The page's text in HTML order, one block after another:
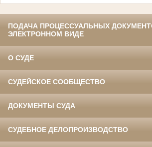
ПОДАЧА ПРОЦЕССУАЛЬНЫХ
ЭЛЕКТРОННОМ ВИДЕ
О СУДЕ
СУДЕЙСКОЕ СООБЩЕСТВО
ДОКУМЕНТЫ СУДА
СУДЕБНОЕ ДЕЛОПРОИЗВОДСТВО